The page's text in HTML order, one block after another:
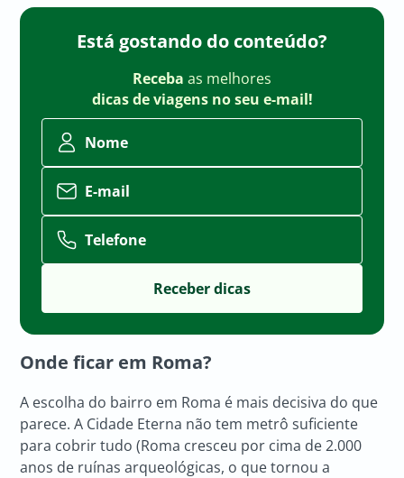
Está gostando do conteúdo?
Receba as melhores
dicas de viagens no seu e-mail!
Nome
E-mail
Telefone
Onde ficar em Roma?
A escolha do bairro em Roma é mais decisiva do que
parece. A Cidade Eterna não tem metrô suficiente
para cobrir tudo (Roma cresceu por cima de 2.000
anos de ruínas arqueológicas, o que tornou a